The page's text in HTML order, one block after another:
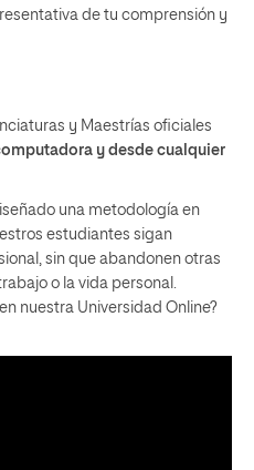
de tu comprensión y
y Maestrías oficiales
y desde cualquier
una metodología en
estudiantes sigan
sin que abandonen otras
o la vida personal.
nuestra Universidad Online?